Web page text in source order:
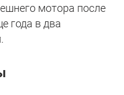
мотора после
года в два